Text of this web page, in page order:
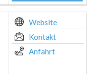
Website
Kontakt
Anfahrt